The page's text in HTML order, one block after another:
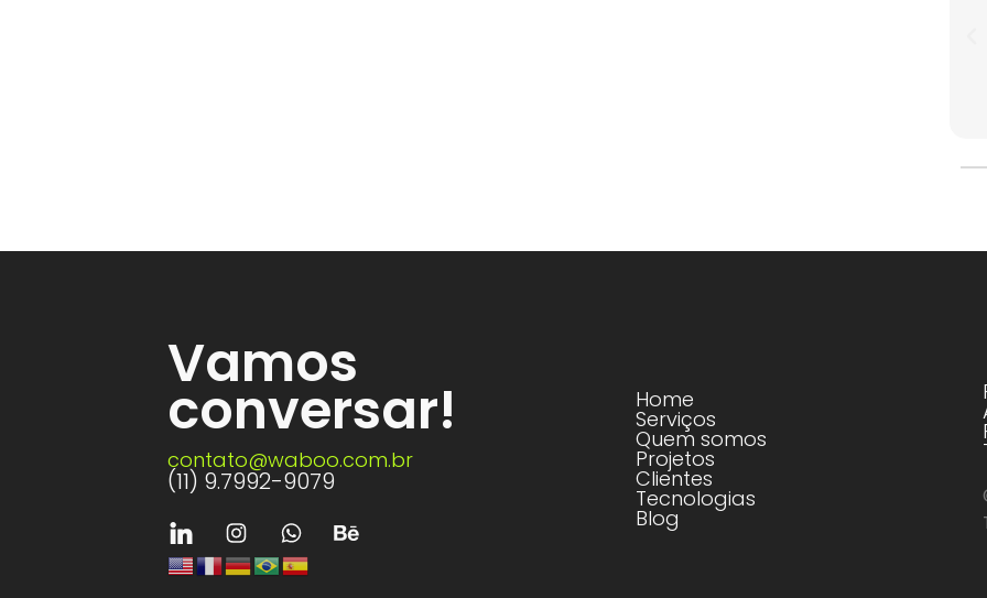
Vamos
conversar!
contato@waboo.com.br
(11) 9.7992-9079
Home
Serviços
Quem somos
Projetos
Clientes
Tecnologias
Blog